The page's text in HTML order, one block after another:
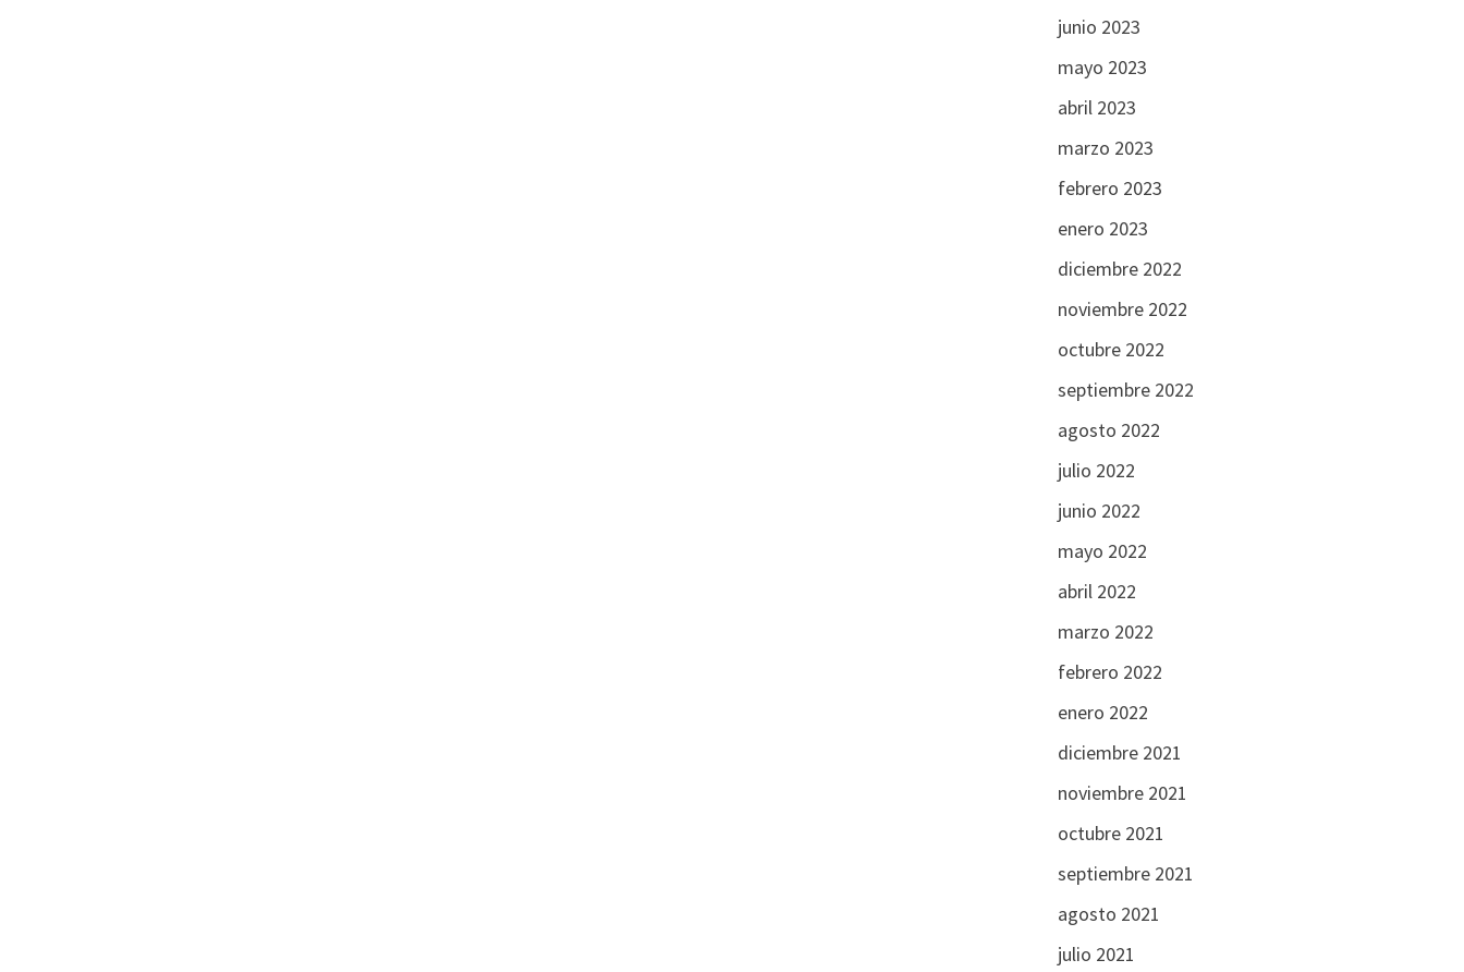
junio 2023
mayo 2023
abril 2023
marzo 2023
febrero 2023
enero 2023
diciembre 2022
noviembre 2022
octubre 2022
septiembre 2022
agosto 2022
julio 2022
junio 2022
mayo 2022
abril 2022
marzo 2022
febrero 2022
enero 2022
diciembre 2021
noviembre 2021
octubre 2021
septiembre 2021
agosto 2021
julio 2021